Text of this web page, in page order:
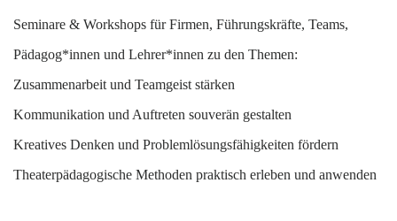
Seminare & Workshops für Firmen, Führungskräfte, Teams,
Pädagog*innen und Lehrer*innen zu den Themen:
Zusammenarbeit und Teamgeist stärken
Kommunikation und Auftreten souverän gestalten
Kreatives Denken und Problemlösungsfähigkeiten fördern
Theaterpädagogische Methoden praktisch erleben und anwenden